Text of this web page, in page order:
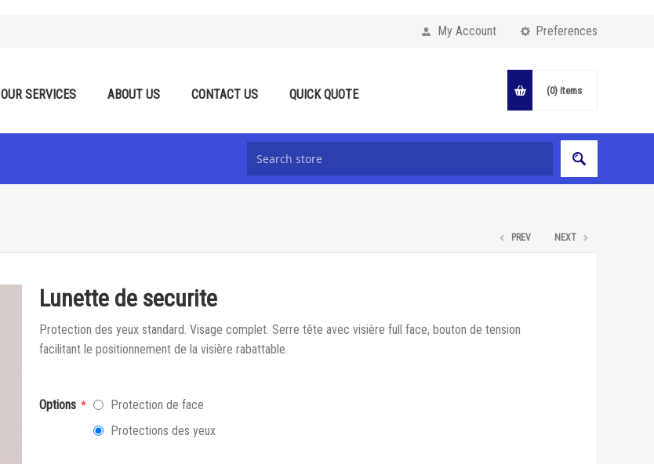
Preferences
My Account
OUR SERVICES ABOUT US CONTACT US QUICK QUOTE (0) items
PREV NEXT
Lunette de securite
Protection des yeux standard. Visage complet. Serre tête avec visière full face, bouton de tension
facilitant le positionnement de la visière rabattable.
Options *
Protection de face
Protections des yeux